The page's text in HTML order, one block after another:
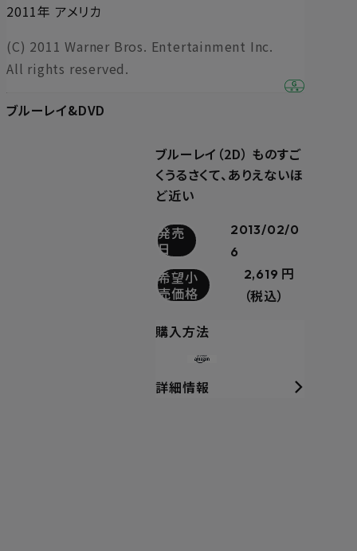
2011年 アメリカ
(C) 2011 Warner Bros. Entertainment Inc.
All rights reserved.
ブルーレイ&DVD
ブルーレイ（2D） ものすご
くうるさくて、ありえないほ
ど近い
発売
日
2013/02/0
6
希望小
売価格
2,619 円
（税込）
購入方法
詳細情報